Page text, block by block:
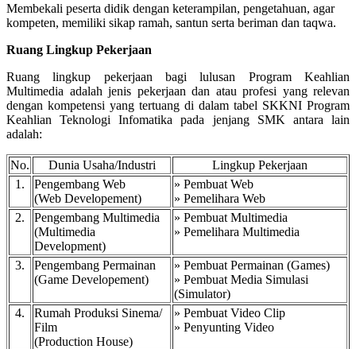
Membekali peserta didik dengan keterampilan, pengetahuan, agar
kompeten, memiliki sikap ramah, santun serta beriman dan taqwa.
Ruang Lingkup Pekerjaan
Ruang lingkup pekerjaan bagi lulusan Program Keahlian
Multimedia adalah jenis pekerjaan dan atau profesi yang relevan
dengan kompetensi yang tertuang di dalam tabel SKKNI Program
Keahlian Teknologi Infomatika pada jenjang SMK antara lain
adalah:
No. Dunia Usaha/Industri
Lingkup Pekerjaan
1.
Pengembang Web
(Web Developement)
» Pembuat Web
» Pemelihara Web
2.
Pengembang Multimedia
(Multimedia
Development)
» Pembuat Multimedia
» Pemelihara Multimedia
3.
Pengembang Permainan
(Game Developement)
» Pembuat Permainan (Games)
» Pembuat Media Simulasi
(Simulator)
4.
Rumah Produksi Sinema/
Film
(Production House)
» Pembuat Video Clip
» Penyunting Video